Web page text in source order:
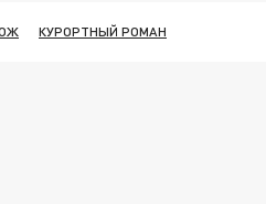
КУРОРТНЫЙ РОМАН